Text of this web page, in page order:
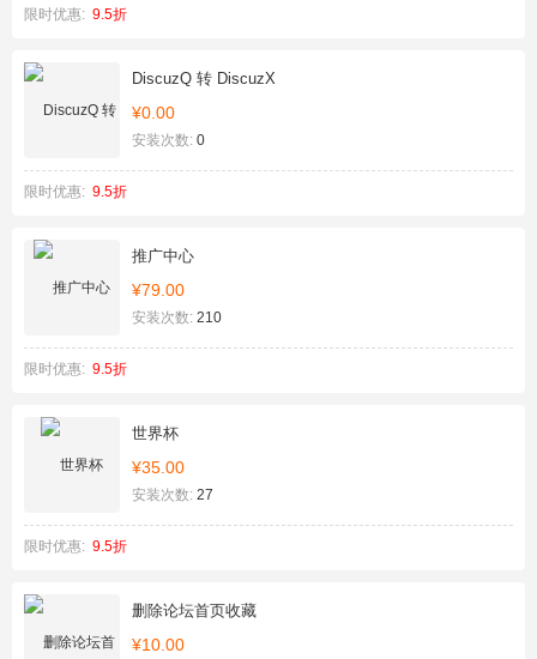
限时优惠: 9.5折
DiscuzQ 转 DiscuzX
¥0.00
安装次数: 0
限时优惠: 9.5折
推广中心
¥79.00
安装次数: 210
限时优惠: 9.5折
世界杯
¥35.00
安装次数: 27
限时优惠: 9.5折
删除论坛首页收藏
¥10.00